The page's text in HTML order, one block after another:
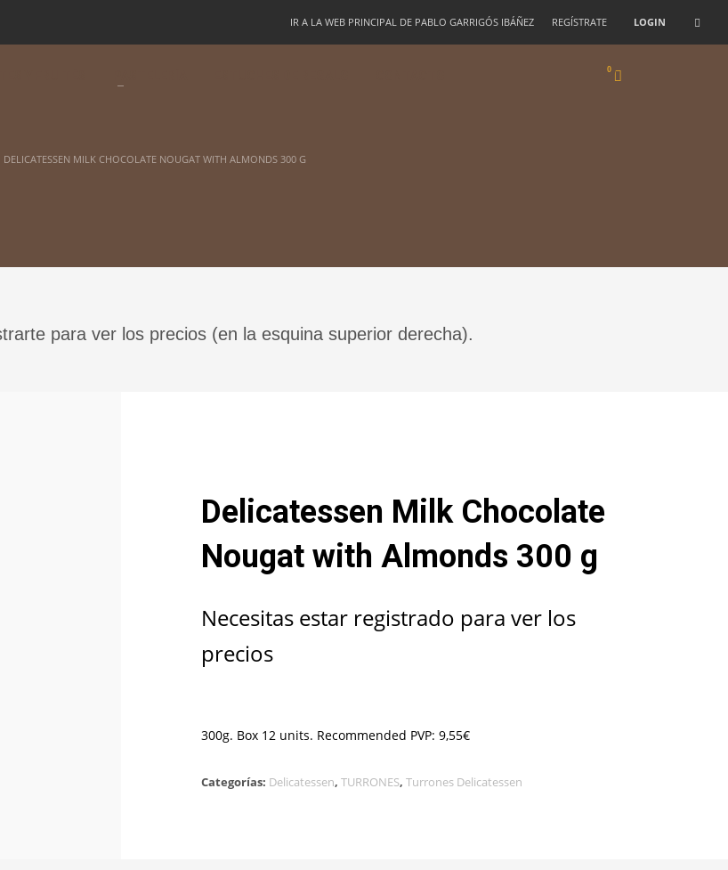
IR A LA WEB PRINCIPAL DE PABLO GARRIGÓS IBÁÑEZ REGÍSTRATE LOGIN
DELICATESSEN MILK CHOCOLATE NOUGAT WITH ALMONDS 300 G
para ver los precios (en la esquina superior derecha).
Delicatessen Milk Chocolate
Nougat with Almonds 300 g
Necesitas estar registrado para ver los
precios
300g. Box 12 units. Recommended PVP: 9,55€
Categorías: Delicatessen, TURRONES, Turrones Delicatessen